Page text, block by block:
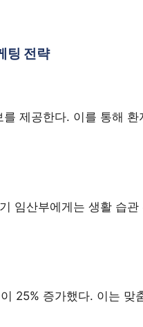
팅 전략
제공한다. 이를 통해
임산부에게는 생활 습
25% 증가했다. 이는 맞